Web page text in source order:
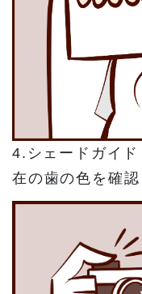
4.シェードガイ
在の歯の色を確認